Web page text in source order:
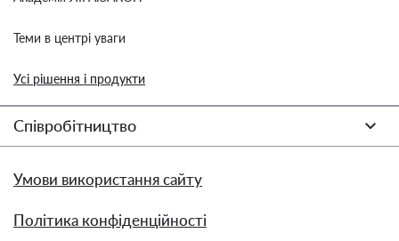
Теми в центрі уваги
Усі рішення і продукти
Співробітництво
Умови використання сайту
Політика конфіденційності